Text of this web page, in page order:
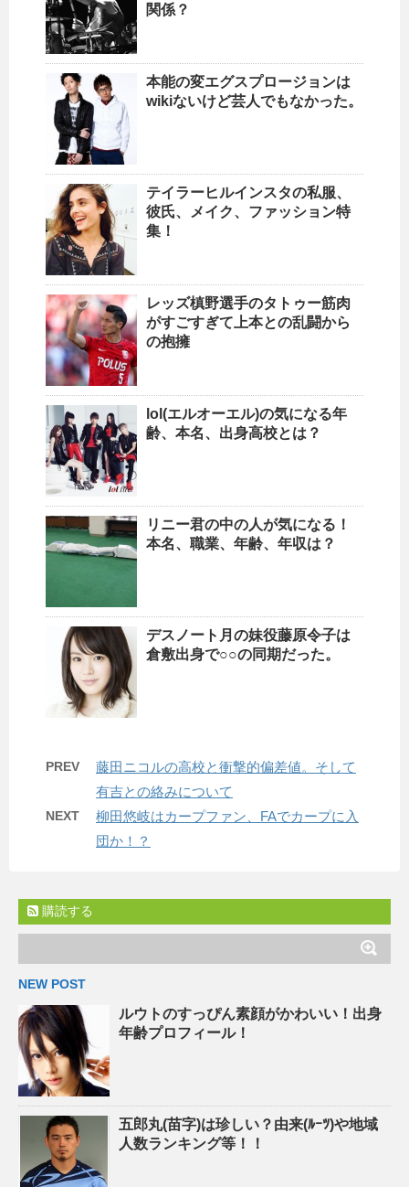
関係？
本能の変エグスプロージョンは
wikiないけど芸人でもなかった。
テイラーヒルインスタの私服、
彼氏、メイク、ファッション特
集！
レッズ槙野選手のタトゥー筋肉
がすごすぎて上本との乱闘から
の抱擁
lol(エルオーエル)の気になる年
齢、本名、出身高校とは？
リニー君の中の人が気になる！
本名、職業、年齢、年収は？
デスノート月の妹役藤原令子は
倉敷出身で○○の同期だった。
PREV
藤田ニコルの高校と衝撃的偏差値。そして
有吉との絡みについて
NEXT
柳田悠岐はカープファン、FAでカープに入
団か！？
購読する
NEW POST
ルウトのすっぴん素顔がかわいい！出身
年齢プロフィール！
五郎丸(苗字)は珍しい？由来(ﾙｰﾂ)や地域
人数ランキング等！！